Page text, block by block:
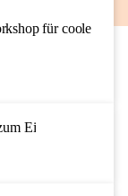
AUG
für coole
Ei